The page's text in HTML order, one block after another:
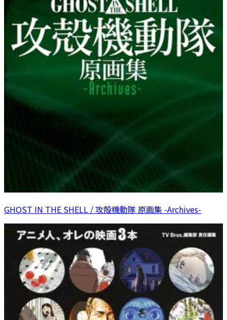
GHOST IN THE SHELL / 攻殻機動隊 原画集 -Archives-